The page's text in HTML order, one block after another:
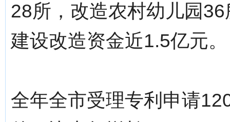
28所，改造农村幼儿园
建设改造资金近1.5亿元。
全年全市受理专利申请